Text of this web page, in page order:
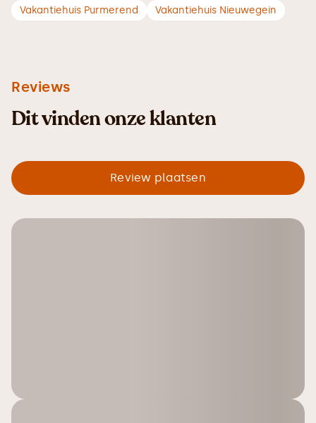
Vakantiehuis Purmerend Vakantiehuis Nieuwegein
Reviews
Dit vinden onze klanten
Review plaatsen